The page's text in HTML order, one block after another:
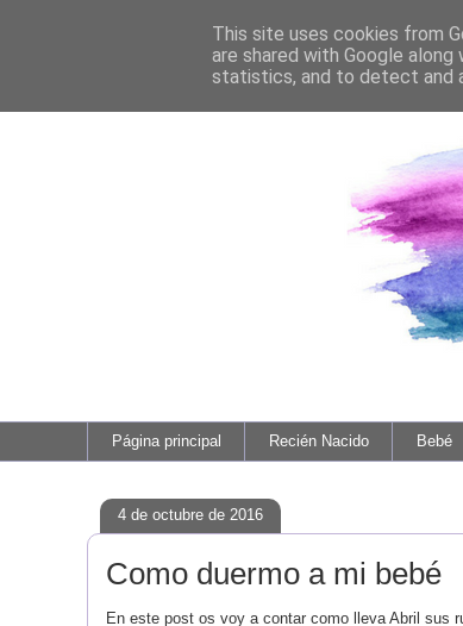
Página principal Recién Nacido Bebé
4 de octubre de 2016
Como duermo a mi bebé
En este post os voy a contar como lleva Abril sus
This site uses cookies from
are shared with Google
statistics, and to detect and